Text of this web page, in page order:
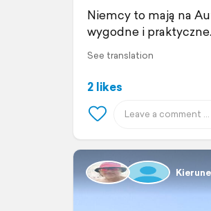
Niemcy to mają na
wygodne i praktyczne.
See translation
2 likes